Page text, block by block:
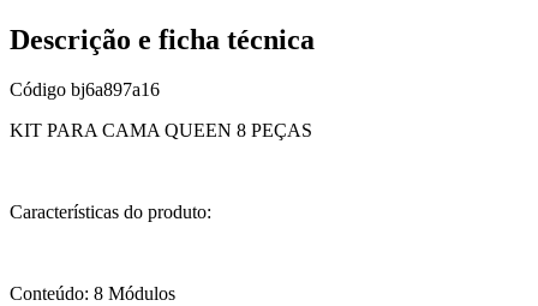
Descrição e ficha técnica
Código bj6a897a16
KIT PARA CAMA QUEEN 8 PEÇAS
Características do produto:
Conteúdo: 8 Módulos